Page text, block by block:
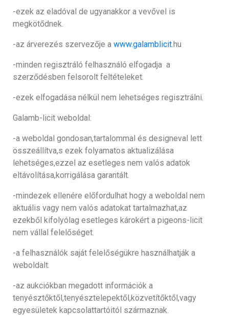
-ezek az eladóval de ugyanakkor a vevővel is
megkötődnek.
-az árverezés szervezője a www.galamblicit.hu
-minden regisztráló felhasználó elfogadja a
szerződésben felsorolt feltételeket.
-ezek elfogadása nélkül nem lehetséges regisztrálni.
Galamb-licit weboldal:
-a weboldal gondosan,tartalommal és designeval lett
összeállítva,s ezek folyamatos aktualizálása
lehetséges,ezzel az esetleges nem valós adatok
eltávolítása,korrigálása garantált.
-mindezek ellenére előfordulhat hogy a weboldal nem
aktuális vagy nem valós adatokat tartalmazhat,az
ezekből kifolyólag esetleges károkért a pigeons-licit
nem vállal felelőséget.
-a felhasználók saját felelőségükre használhatják a
weboldalt.
-az aukciókban megadott információk a
tenyésztőktől,tenyésztelepektől,közvetítőktől,vagy
egyesületek kapcsolattartóitól származnak.